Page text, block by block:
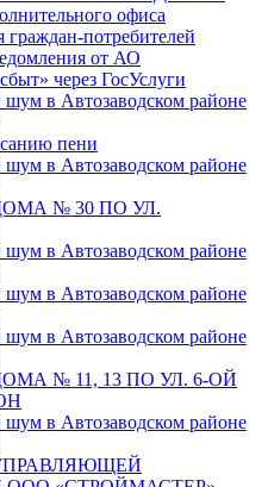
офиса
граждан-потребителей
от АО
через ГосУслуги
в Автозаводском районе
пени
в Автозаводском районе
№ 30 ПО УЛ.
в Автозаводском районе
в Автозаводском районе
в Автозаводском районе
№ 11, 13 ПО УЛ. 6-ОЙ
в Автозаводском районе